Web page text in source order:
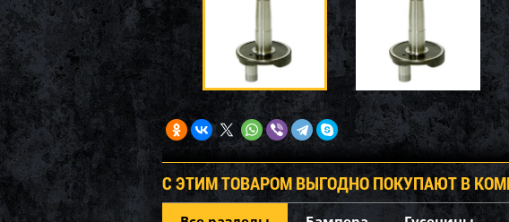
С ЭТИМ ТОВАРОМ ВЫГОДНО ПОКУПАЮТ В